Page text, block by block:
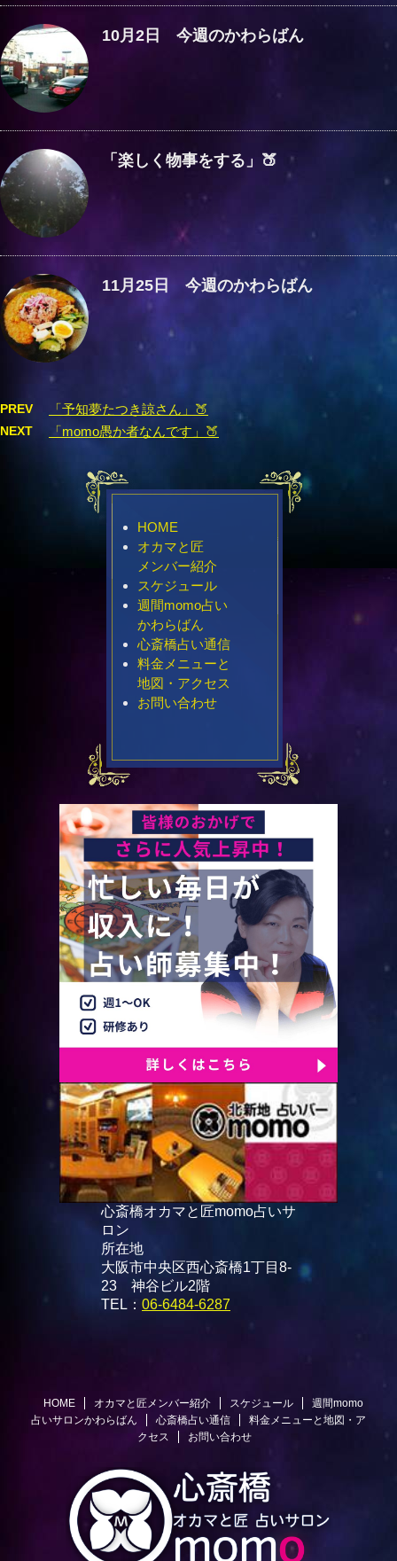
10月2日 今週のかわらばん
「楽しく物事をする」🍑
11月25日 今週のかわらばん
PREV 「予知夢たつき諒さん」🍑
NEXT 「momo愚か者なんです」🍑
HOME
オカマと匠
メンバー紹介
スケジュール
週間momo占い
かわらばん
心斎橋占い通信
料金メニューと
地図・アクセス
お問い合わせ
心斎橋オカマと匠momo占いサ
ロン
所在地
大阪市中央区西心斎橋1丁目8-
23 神谷ビル2階
TEL： 06-6484-6287
HOME オカマと匠メンバー紹介 スケジュール
週間momo
占いサロンかわらばん
心斎橋占い通信
料金メニューと地図・ア
クセス
お問い合わせ